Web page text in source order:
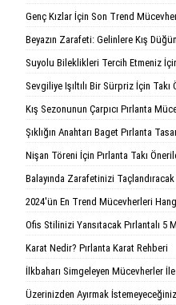
Genç Kızlar İçin Son Trend
Beyazın Zarafeti: Gelinlere Kış
Suyolu Bileklikleri Tercih Etmeniz
Sevgiliye Işıltılı Bir Sürpriz İçin Takı
Kış Sezonunun Çarpıcı Pırlanta
Şıklığın Anahtarı Baget Pırlanta
Nişan Töreni İçin Pırlanta Takı
Balayında Zarafetinizi Taçlandıracak
2024'ün En Trend Mücevherleri
Ofis Stilinizi Yansıtacak Pırlantalı 5
Karat Nedir? Pırlanta Karat Rehberi
İlkbaharı Simgeleyen Mücevherler
Üzerinizden Ayırmak